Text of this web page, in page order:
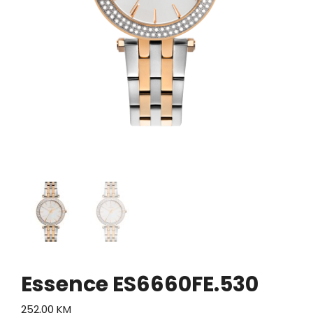
Essence ES6660FE.530
252,00 KM